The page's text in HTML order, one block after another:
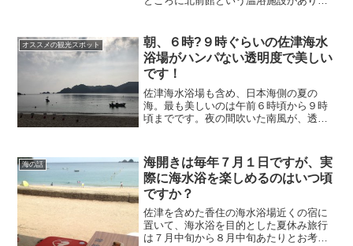
野町、竹野浜海水浴場にある北前館は令
和３年１０月３日より１１月３０日まで
３０周年記念事業として入浴料半額キャ
ンペーンを行っています。
オススメの観光スポット
朝、６時?９時ぐらいの佐津海水
浴場がハンパない透明度で美しい
です！
佐津海水浴場も含め、日本海側の夏の
海。最も美しいのは午前６時頃から９時
頃までです。夜の間吹いた南風が、透明
で、サーモクラインができていません。
海の話
海開きは毎年７月１日ですが、実
際に海水浴を楽しめるのはいつ頃
ですか？
佐津を含めた香住の海水浴場近くの宿に
置いて、海水浴を目的とした夏休み旅行
は７月中旬から８月中旬あたりとお考え